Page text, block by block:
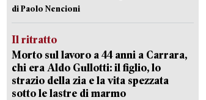
di Paolo Nencioni
Il ritratto
Morto sul lavoro a 44 anni a Carrara,
chi era Aldo Gullotti: il figlio, lo
strazio della zia e la vita spezzata
sotto le lastre di marmo